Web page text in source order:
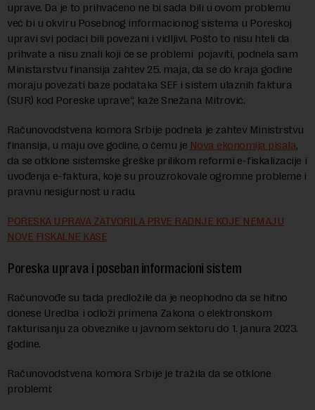
uprave. Da je to prihvaćeno ne bi sada bili u ovom problemu
već bi u okviru Posebnog informacionog sistema u Poreskoj
upravi svi podaci bili povezani i vidljivi. Pošto to nisu hteli da
prihvate a nisu znali koji će se problemi pojaviti, podnela sam
Ministarstvu finansija zahtev 25. maja, da se do kraja godine
moraju povezati baze podataka SEF i sistem ulaznih faktura
(SUR) kod Poreske uprave“, kaže Snežana Mitrović.
Računovodstvena komora Srbije podnela je zahtev Ministrstvu
finansija, u maju ove godine, o čemu je Nova ekonomija pisala,
da se otklone sistemske greške prilikom reformi e-fiskalizacije i
uvođenja e-faktura, koje su prouzrokovale ogromne probleme i
pravnu nesigurnost u radu.
PORESKA UPRAVA ZATVORILA PRVE RADNJE KOJE NEMAJU
NOVE FISKALNE KASE
Poreska uprava i poseban informacioni sistem
Računovođe su tada predložile da je neophodno da se hitno
donese Uredba i odloži primena Zakona o elektronskom
fakturisanju za obveznike u javnom sektoru do 1. janura 2023.
godine.
Računovodstvena komora Srbije je tražila da se otklone
problemi: